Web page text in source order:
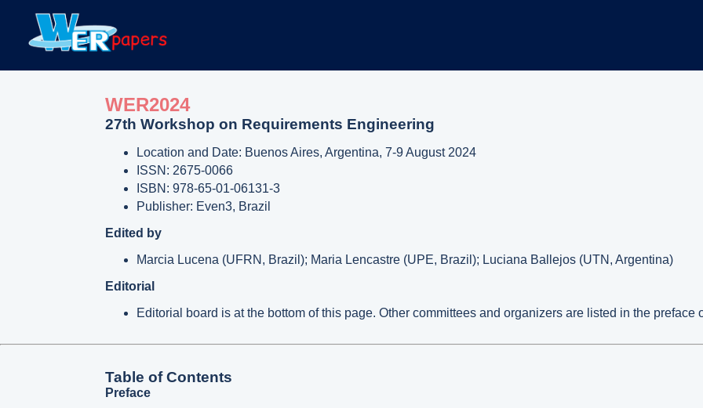
WER2024
27th Workshop on Requirements Engineering
Location and Date: Buenos Aires, Argentina, 7-9 August 2024
ISSN: 2675-0066
ISBN: 978-65-01-06131-3
Publisher: Even3, Brazil
Edited by
Marcia Lucena (UFRN, Brazil); Maria Lencastre (UPE, Brazil); Luciana Ballejos (UTN, Argentina)
Editorial
Editorial board is at the bottom of this page. Other committees and organizers are listed in the preface
Table of Contents
Preface